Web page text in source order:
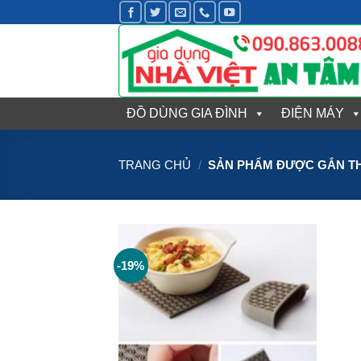
qua
ĐỒ DÙNG GIA ĐÌNH ĐIỆN MÁY
TRANG CHỦ / SẢN PHẨM ĐƯỢC GẮN
-19%